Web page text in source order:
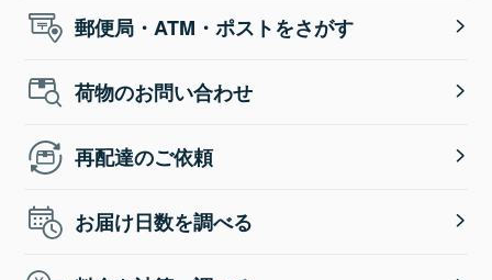
郵便局・ATM・ポストをさがす
荷物のお問い合わせ
再配達のご依頼
お届け日数を調べる